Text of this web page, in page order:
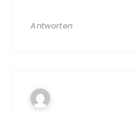
Antworten